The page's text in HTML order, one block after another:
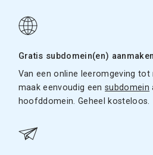
Gratis subdomein(en) aanmaken
Van een online leeromgeving tot
maak eenvoudig eensubdomein
hoofddomein. Geheel kosteloos.